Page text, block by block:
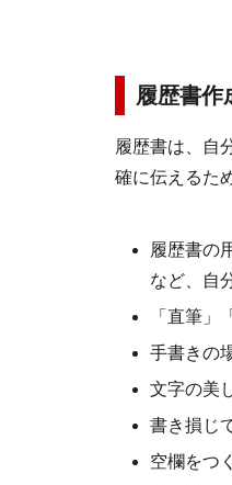
履歴書作
履歴書は、自
確に伝えるた
履歴書の
など、自
「直筆」
手書きの
文字の美
書き損じ
空欄をつ